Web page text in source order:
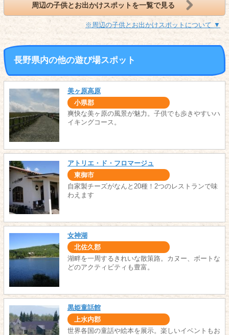
周辺の子供とお出かけスポットを一覧で見る
※周辺の子供とお出かけスポットについて ▼
長野県内の他の遊び場スポット
美ヶ原高原
小県郡
爽快な美ヶ原の風景が魅力。子供でも歩きやすいハ
イキングコース。
アトリエ・ド・フロマージュ
東御市
自家製チーズがなんと20種！2つのレストランで味
わえます
女神湖
北佐久郡
湖畔を一周するきれいな散策路。カヌー、ボートな
どのアクティビティも豊富。
黒姫童話館
上水内郡
世界各国の童話や絵本を展示。楽しいイベントもお